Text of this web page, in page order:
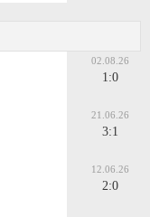
02.08.26
1:0
21.06.26
3:1
12.06.26
2:0